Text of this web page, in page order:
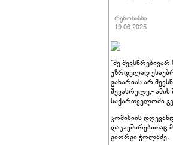
რეზონანსი
19.06.2025
"მე
უზრდელად
გახარიას არ
შევასრულე,-
საქართველოში
კომისიის
დაკავშირებითაც
გიორგი ჭოლაძე.